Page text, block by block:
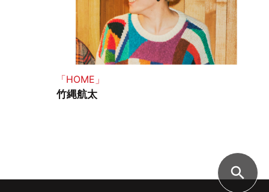
「HOME」
竹縄航太
search